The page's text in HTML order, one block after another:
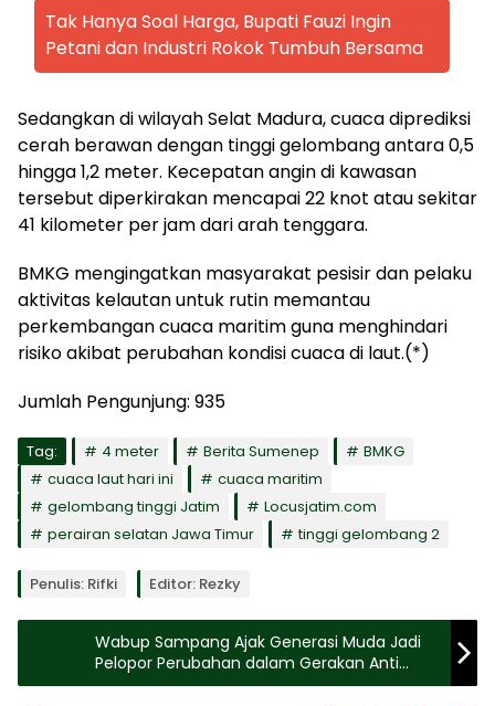
Tak Hanya Soal Harga, Bupati Fauzi Ingin
Petani dan Industri Rokok Tumbuh Bersama
Sedangkan di wilayah Selat Madura, cuaca diprediksi
cerah berawan dengan tinggi gelombang antara 0,5
hingga 1,2 meter. Kecepatan angin di kawasan
tersebut diperkirakan mencapai 22 knot atau sekitar
41 kilometer per jam dari arah tenggara.
BMKG mengingatkan masyarakat pesisir dan pelaku
aktivitas kelautan untuk rutin memantau
perkembangan cuaca maritim guna menghindari
risiko akibat perubahan kondisi cuaca di laut.(*)
Jumlah Pengunjung: 935
Tag: 4 meter Berita Sumenep
BMKG
cuaca laut hari ini
cuaca maritim
gelombang tinggi Jatim
Locusjatim.com
perairan selatan Jawa Timur
tinggi gelombang 2
Penulis: Rifki Editor: Rezky
Wabup Sampang Ajak Generasi Muda Jadi
Pelopor Perubahan dalam Gerakan Anti
Narkoba